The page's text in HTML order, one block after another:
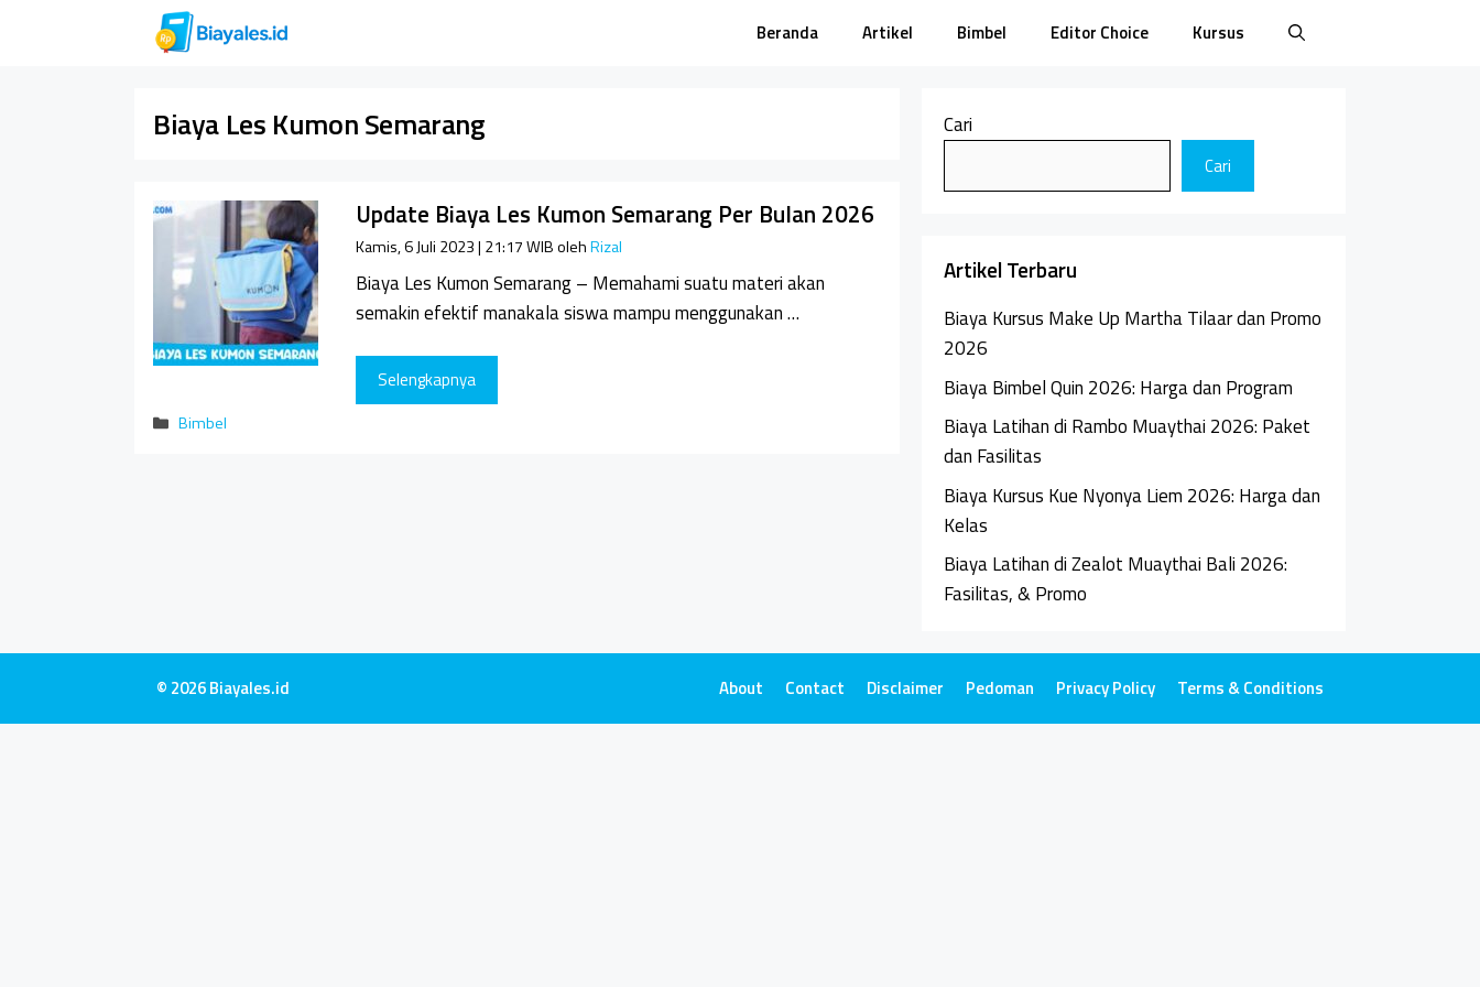
Beranda Artikel Bimbel Editor Choice Kursus
Biaya Les Kumon Semarang
Update Biaya Les Kumon Semarang Per Bulan 2026
Kamis, 6 Juli 2023 | 21:17 WIBolehRizal
Biaya Les Kumon Semarang – Memahami suatu materi akan
semakin efektif manakala siswa mampu menggunakan …
Selengkapnya
Kategori
Bimbel
Cari
Cari
Artikel Terbaru
Biaya Kursus Make Up Martha Tilaar dan Promo
2026
Biaya Bimbel Quin 2026: Harga dan Program
Biaya Latihan di Rambo Muaythai 2026: Paket
dan Fasilitas
Biaya Kursus Kue Nyonya Liem 2026: Harga dan
Kelas
Biaya Latihan di Zealot Muaythai Bali 2026:
Fasilitas, & Promo
About Contact Disclaimer Pedoman Privacy Policy Terms & Conditions
© 2026 Biayales.id